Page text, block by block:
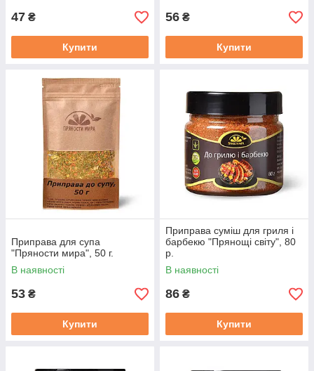
47 ₴
Купити
56 ₴
Купити
Приправа для супа
"Пряности мира", 50 г.
В наявності
53 ₴
Купити
Приправа суміш для гриля і
барбекю "Прянощі світу", 80
р.
В наявності
86 ₴
Купити